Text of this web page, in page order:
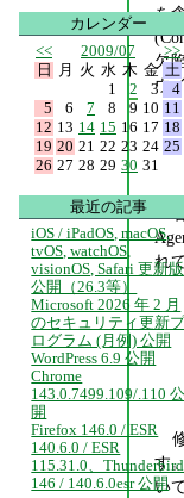
を
欠
ウ
れ
す
い
カレンダー
<<
2009/07
>>
日
月 火 水 木 金 土
1
2 3
4
5
6 7 8 9 10 11
12 13 14 15 16 17 18
19 20 21 22 23 24 25
26 27 28 29 30 31
最近の記事
iOS / iPadOS, macOS,
tvOS, watchOS,
visionOS, Safari 更新版
公開（26.3等）
Microsoft 2026 年 2 月
のセキュリティ更新
ログラム (月例) 公開
WordPress 6.9 公開
Chrome
143.0.7499.109/.110
開
Firefox 146.0 / ESR
140.6.0 / ESR
115.31.0、Thunderbird
146 / 140.6.0esr 公開